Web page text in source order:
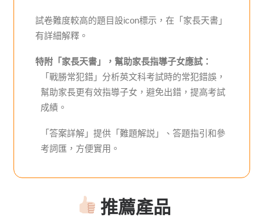
試卷難度較高的題目設icon標示，在「家長天書」
有詳細解釋。
特附「家長天書」，幫助家長指導子女應試：
「戰勝常犯錯」分析英文科考試時的常犯錯誤，
幫助家長更有效指導子女，避免出錯，提高考試
成績。
「答案詳解」提供「難題解説」、答題指引和參
考詞匯，方便實用。
推薦產品